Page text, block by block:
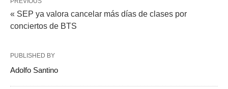
« SEP ya valora cancelar más días de clases por
conciertos de BTS
PUBLISHED BY
Adolfo Santino